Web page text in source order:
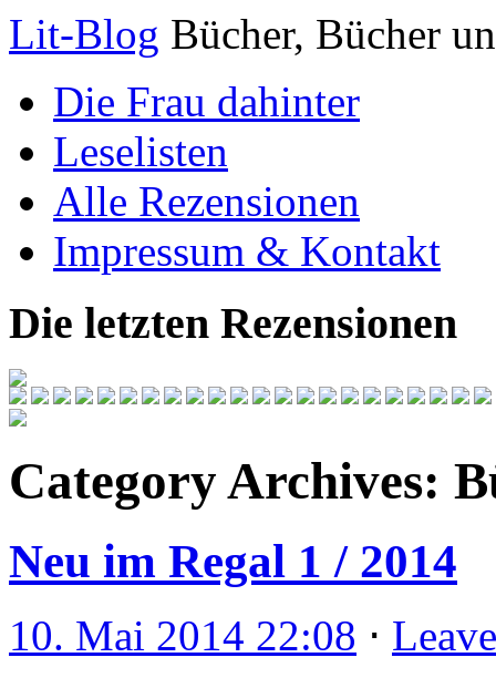
Lit-Blog Bücher, Bücher
Die Frau dahinter
Leselisten
Alle Rezensionen
Impressum & Kontakt
Die letzten Rezensionen
Category Archives:
Neu im Regal 1 / 2014
10. Mai 2014 22:08 ⋅